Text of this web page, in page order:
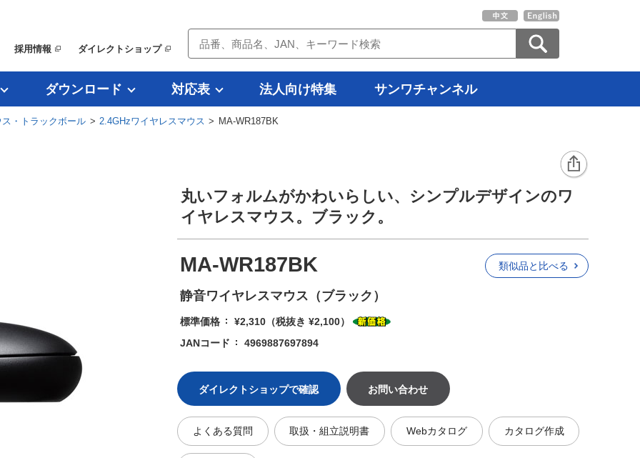
採用情報 ダイレクトショップ
ダウンロード 対応表 法人向け特集 サンワチャンネル
ス・トラックボール > 2.4GHzワイヤレスマウス > MA-WR187BK
丸いフォルムがかわいらしい、シンプルデザインのワ
イヤレスマウス。ブラック。
MA-WR187BK
静音ワイヤレスマウス（ブラック）
類似品と比べる
標準価格 ¥2,310 （税抜き ¥2,100）
JANコード
4969887697894
ダイレクトショップで確認 お問い合わせ
よくある質問 取扱・組立説明書 Webカタログ カタログ作成